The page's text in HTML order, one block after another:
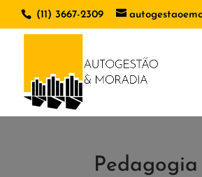
(11) 3667-2309